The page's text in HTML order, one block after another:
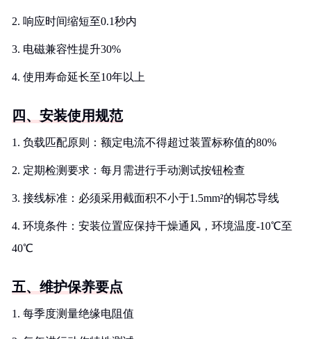
2. 响应时间缩短至0.1秒内
3. 电磁兼容性提升30%
4. 使用寿命延长至10年以上
四、安装使用规范
1. 负载匹配原则：额定电流不得超过装置标称值的80%
2. 定期检测要求：每月需进行手动测试按钮检查
3. 接线标准：必须采用截面积不小于1.5mm²的铜芯导线
4. 环境条件：安装位置应保持干燥通风，环境温度-10℃至
40℃
五、维护保养要点
1. 每季度测量绝缘电阻值